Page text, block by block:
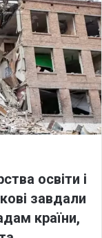
освіти і
завдали
країни,